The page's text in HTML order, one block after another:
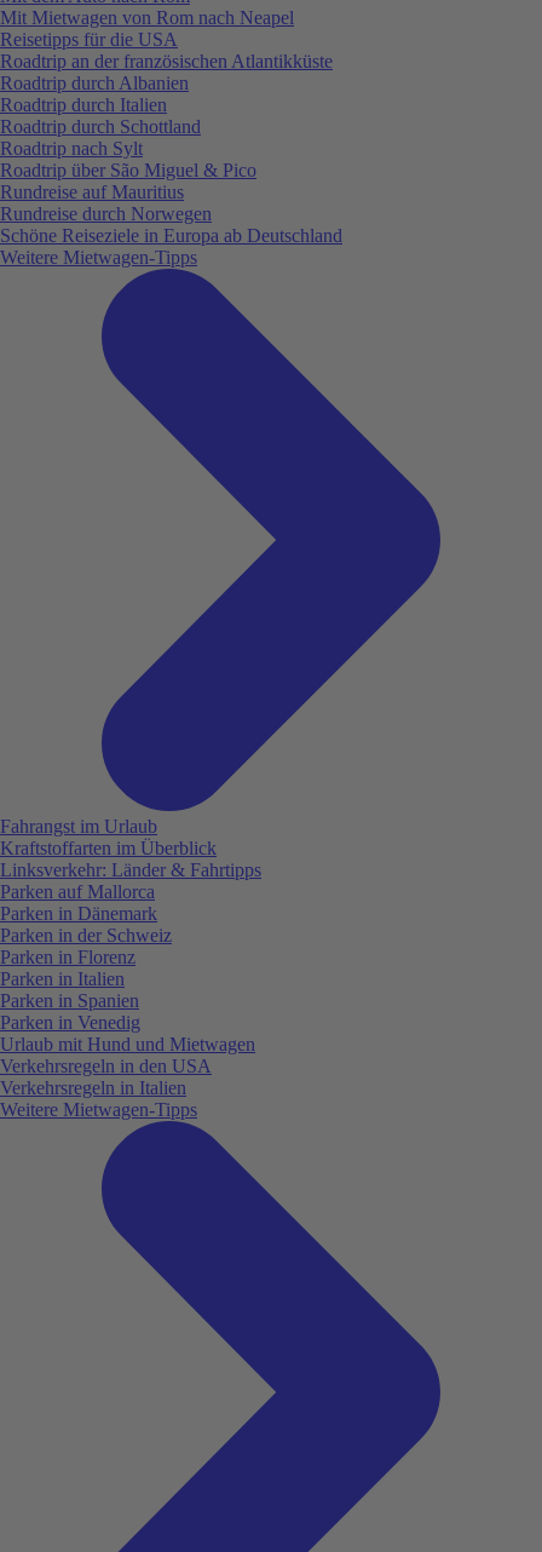
Mit Mietwagen von Rom nach Neapel
Reisetipps für die USA
Roadtrip an der französischen Atlantikküste
Roadtrip durch Albanien
Roadtrip durch Italien
Roadtrip durch Schottland
Roadtrip nach Sylt
Roadtrip über São Miguel & Pico
Rundreise auf Mauritius
Rundreise durch Norwegen
Schöne Reiseziele in Europa ab Deutschland
Weitere Mietwagen-Tipps
Fahrangst im Urlaub
Kraftstoffarten im Überblick
Linksverkehr: Länder & Fahrtipps
Parken auf Mallorca
Parken in Dänemark
Parken in der Schweiz
Parken in Florenz
Parken in Italien
Parken in Spanien
Parken in Venedig
Urlaub mit Hund und Mietwagen
Verkehrsregeln in den USA
Verkehrsregeln in Italien
Weitere Mietwagen-Tipps